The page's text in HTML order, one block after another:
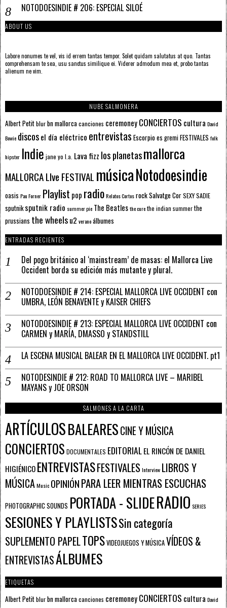
NOTODOESINDIE # 206: ESPECIAL SILOÉ
ABOUT US
Labore nonumes te vel, vis id errem tantas tempor. Solet quidam salutatus at quo. Tantas
comprehensam te sea, usu sanctus similique ei. Viderer admodum mea et, probo tantas
alienum ne vim.
NUBE SALMONERA
Albert Petitblurbn mallorcacanciones ceremoneyCONCIERTOS cultura David
Bowie discosel día eléctrico entrevistas Escorpioes gremiFESTIVALES folk
hipster Indie jane yo l.a. Lava fizz los planetasmallorca
MALLORCA LIve FESTIVAL músicaNotodoesindie
oasis Pau Forner Playlist pop radioRelatos CortosrockSalvatge CorSEXY SADIE
sputnik sputnik radio summer pie The Beatlesthe curethe indian summerthe
prussians the wheelsu2 veranoálbumes
ENTRADAS RECIENTES
Del pogo británico al ‘mainstream’ de masas: el Mallorca Live
Occident borda su edición más mutante y plural.
NOTODOESINDIE # 214: ESPECIAL MALLORCA LIVE OCCIDENT con
UMBRA, LEÓN BENAVENTE y KAISER CHIEFS
NOTODOESINDIE # 213: ESPECIAL MALLORCA LIVE OCCIDENT con
CARMEN y MARÍA, DMASSO y STANDSTILL
LA ESCENA MUSICAL BALEAR EN EL MALLORCA LIVE OCCIDENT. pt1
NOTODESINDIE # 212: ROAD TO MALLORCA LIVE – MARIBEL
MAYANS y JOE ORSON
SALMONES A LA CARTA
ARTÍCULOSBALEARESCINE Y MÚSICA
CONCIERTOS DOCUMENTALES EDITORIALEL RINCÓN DE DANIEL
HIGIÉNICOENTREVISTASFESTIVALESInterview LIBROS Y
MÚSICAMusic OPINIÓNPARA LEER MIENTRAS ESCUCHAS
PHOTOGRAPHIC SOUNDS PORTADA - SLIDERADIO SERIES
SESIONES Y PLAYLISTSSin categoría
SUPLEMENTO PAPELTOPSVIDEOJUEGOS Y MÚSICAVÍDEOS &
ENTREVISTASÁLBUMES
ETIQUETAS
Albert Petitblurbn mallorcacanciones ceremoneyCONCIERTOS cultura David